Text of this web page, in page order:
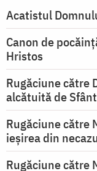
Acatistul
Canon de
Hristos
Rugăciune către
alcătuită de
Rugăciune către
ieşirea din
Rugăciune către